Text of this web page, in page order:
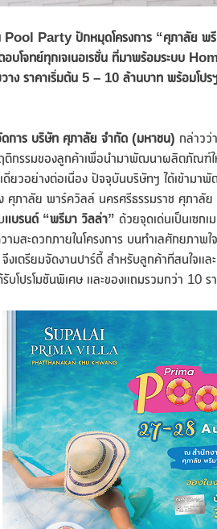
Pool Party ปักหมุดโครงการ “ศุภาลัย พ
โจทย์ทุกเจเนอเรชั่น ที่มาพร้อมระบบ
ง ราคาเริ่มต้น 5 – 10 ล้านบาท พร้อมโป
ดการ บริษัท ศุภาลัย จำกัด (มหาชน) กล่าวว่
ติกรรมของลูกค้าเพื่อนำมาพัฒนาผลิตภัณฑ์
ดี่ยวอย่างต่อเนื่อง ปัจจุบันบริษัทฯ ได้เข้ามา
ภาลัย พาร์ควิลล์ นครศรีธรรมราช ศุภาลัย
แบรนด์ “พรีมา วิลล่า” ด้วยจุดเด่นเป็นเซก
สะดวกภายในโครงการ บนทำเลศักยภาพใ
เตรียมจัดงานปาร์ตี้ สำหรับลูกค้าที่สนใจแ
รับโปรโมชันพิเศษ และของแถมรวมกว่า 10 ร